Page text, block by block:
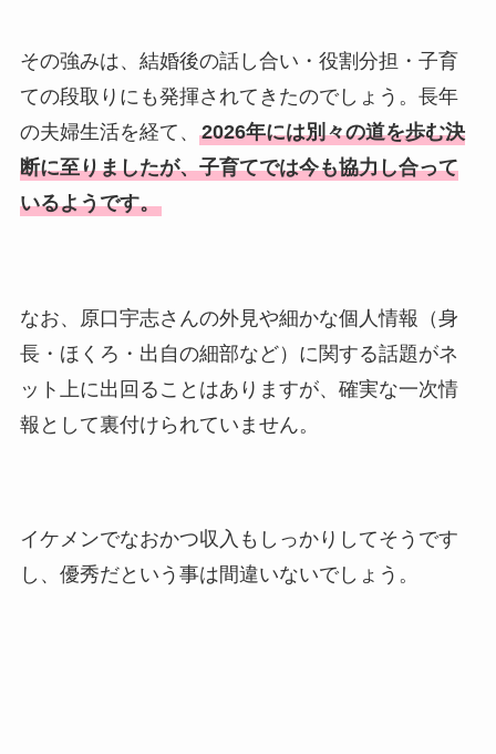
その強みは、結婚後の話し合い・役割分担・子育
ての段取りにも発揮されてきたのでしょう。長年
の夫婦生活を経て、 2026年には別々の道を歩む決
断に至りましたが、子育てでは今も協力し合って
いるようです。
なお、原口宇志さんの外見や細かな個人情報（身
長・ほくろ・出自の細部など）に関する話題がネ
ット上に出回ることはありますが、確実な一次情
報として裏付けられていません。
イケメンでなおかつ収入もしっかりしてそうです
し、優秀だという事は間違いないでしょう。